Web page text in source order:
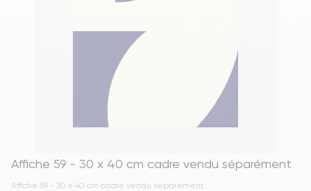
Affiche 59 - 30 x 40 cm cadre vendu séparément
Affiche 59 - 30 x 40 cm cadre vendu séparément